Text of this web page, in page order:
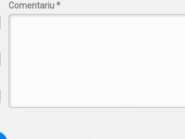
Comentariu*